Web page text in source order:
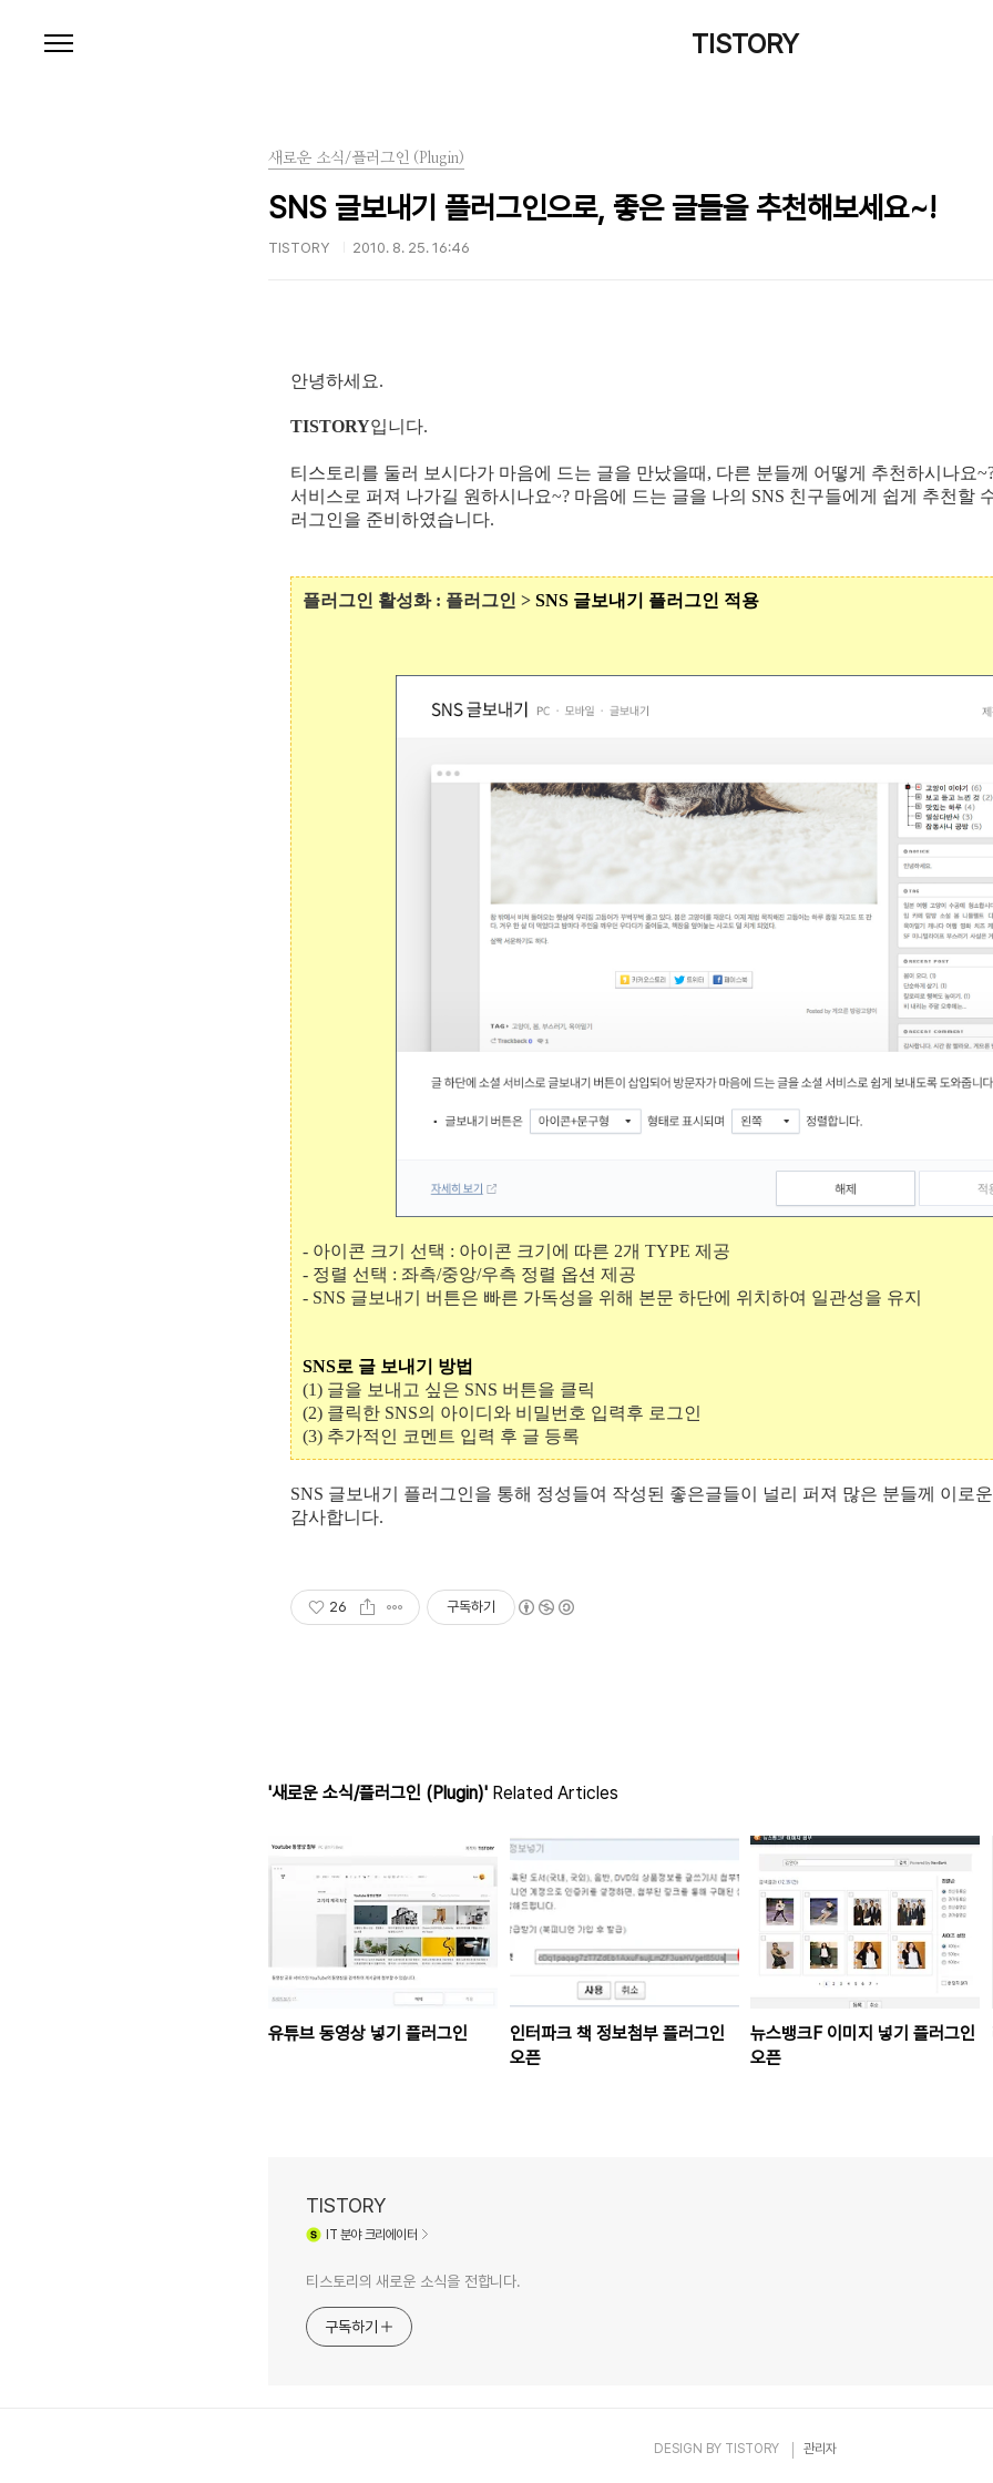
TISTORY
새로운 소식/플러그인 (Plugin)
SNS 글보내기 플러그인으로, 좋은 글들을 추천해보세요~!
TISTORY 2010. 8. 25. 16:46
안녕하세요.
TISTORY입니다.
티스토리를 둘러 보시다가 마음에 드는 글을 만났을때, 다른 분들께 어떻게 추천하시나요
서비스로 퍼져 나가길 원하시나요~? 마음에 드는 글을 나의 SNS 친구들에게 쉽게 추천할
러그인을 준비하였습니다.
플러그인 활성화 : 플러그인 > SNS 글보내기 플러그인 적용
- 아이콘 크기 선택 : 아이콘 크기에 따른 2개 TYPE 제공
- 정렬 선택 : 좌측/중앙/우측 정렬 옵션 제공
- SNS 글보내기 버튼은 빠른 가독성을 위해 본문 하단에 위치하여 일관성을 유지
SNS로 글 보내기 방법
(1) 글을 보내고 싶은 SNS 버튼을 클릭
(2) 클릭한 SNS의 아이디와 비밀번호 입력후 로그인
(3) 추가적인 코멘트 입력 후 글 등록
SNS 글보내기 플러그인을 통해 정성들여 작성된 좋은글들이 널리 퍼져 많은 분들께 이로
감사합니다.
26 구독하기
'새로운 소식/플러그인 (Plugin)' Related Articles
유튜브 동영상 넣기 플러그인
인터파크 책 정보첨부 플러그인
오픈
뉴스뱅크F 이미지 넣기 플러그인
오픈
TISTORY
IT 분야 크리에이터
티스토리의 새로운 소식을 전합니다.
구독하기
DESIGN BY TISTORY 관리자